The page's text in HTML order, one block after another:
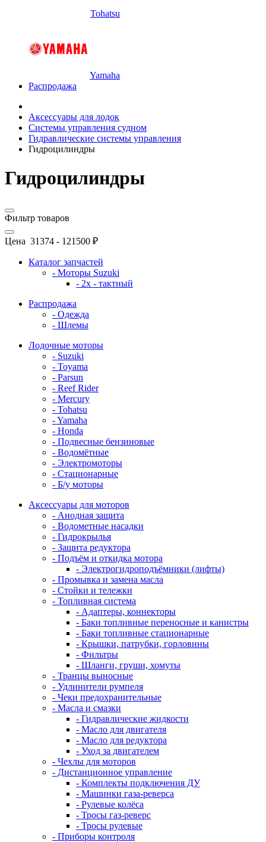
Tohatsu
Yamaha
Распродажа
Аксессуары для лодок
Системы управления судном
Гидравлические системы управления
Гидроцилиндры
Гидроцилиндры
Фильтр товаров
Цена 31374 - 121500 ₽
Каталог запчастей
- Моторы Suzuki
- 2x - тактный
Распродажа
- Одежда
- Шлемы
Лодочные моторы
- Suzuki
- Toyama
- Parsun
- Reef Rider
- Mercury
- Tohatsu
- Yamaha
- Honda
- Подвесные бензиновые
- Водомётные
- Электромоторы
- Стационарные
- Б/у моторы
Аксессуары для моторов
- Анодная защита
- Водометные насадки
- Гидрокрылья
- Защита редуктора
- Подъём и откидка мотора
- Электрогидроподъёмники (лифты)
- Промывка и замена масла
- Стойки и тележки
- Топливная система
- Адаптеры, коннекторы
- Баки топливные переносные и канистры
- Баки топливные стационарные
- Крышки, патрубки, горловины
- Фильтры
- Шланги, груши, хомуты
- Транцы выносные
- Удлинители румпеля
- Чеки предохранительные
- Масла и смазки
- Гидравлические жидкости
- Масло для двигателя
- Масло для редуктора
- Уход за двигателем
- Чехлы для моторов
- Дистанционное управление
- Комплекты подключения ДУ
- Машинки газа-реверса
- Рулевые колёса
- Тросы газ-реверс
- Тросы рулевые
- Приборы контроля